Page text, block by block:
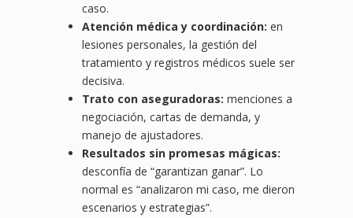
caso.
Atención médica y coordinación: en
lesiones personales, la gestión del
tratamiento y registros médicos suele ser
decisiva.
Trato con aseguradoras: menciones a
negociación, cartas de demanda, y
manejo de ajustadores.
Resultados sin promesas mágicas:
desconfía de “garantizan ganar”. Lo
normal es “analizaron mi caso, me dieron
escenarios y estrategias”.